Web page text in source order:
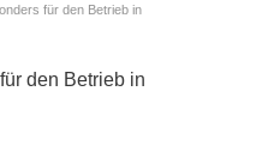
für den Betrieb in
den Betrieb in